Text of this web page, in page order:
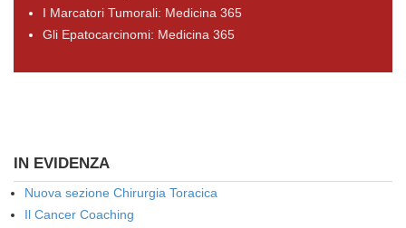
I Marcatori Tumorali: Medicina 365
Gli Epatocarcinomi: Medicina 365
IN EVIDENZA
Nuova sezione Chirurgia Toracica
Il Cancer Coaching